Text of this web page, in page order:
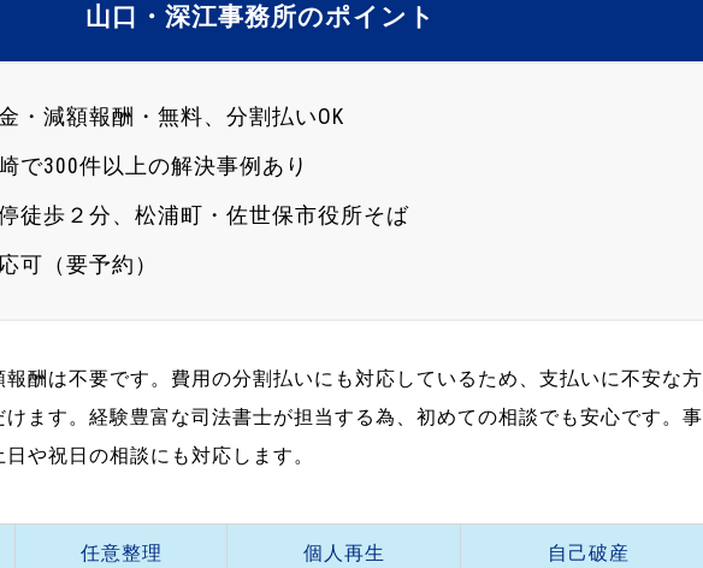
山口・深江事務所のポイント
・減額報酬・無料、分割払いOK
で300件以上の解決事例あり
徒歩２分、松浦町・佐世保市役所そば
可（要予約）
酬は不要です。費用の分割払いにも対応しているため、支払いに不安な方
けます。経験豊富な司法書士が担当する為、初めての相談でも安心です。事
や祝日の相談にも対応します。
任意整理 個人再生 自己破産